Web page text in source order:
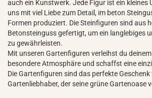
auch ein Kunstwerk. Jede Figur ist ein kleines
uns mit viel Liebe zum Detail, im beton
Formen produziert. Die Steinfiguren sind aus
Betonsteinguss gefertigt, um ein langlebiges
zu gewährleisten.
Mit unseren Gartenfiguren verleihst du
besondere Atmosphäre und schaffst eine
Die Gartenfiguren sind das perfekte Geschenk
Gartenliebhaber, der seine grüne Gartenoase